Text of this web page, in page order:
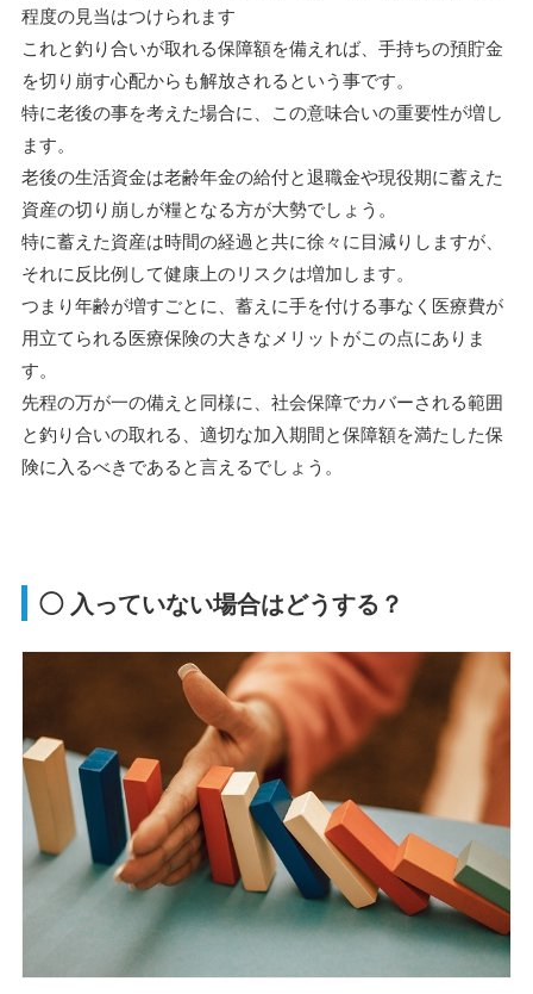
程度の見当はつけられます
これと釣り合いが取れる保障額を備えれば、手持ちの預貯金
を切り崩す心配からも解放されるという事です。
特に老後の事を考えた場合に、この意味合いの重要性が増し
ます。
老後の生活資金は老齢年金の給付と退職金や現役期に蓄えた
資産の切り崩しが糧となる方が大勢でしょう。
特に蓄えた資産は時間の経過と共に徐々に目減りしますが、
それに反比例して健康上のリスクは増加します。
つまり年齢が増すごとに、蓄えに手を付ける事なく医療費が
用立てられる医療保険の大きなメリットがこの点にありま
す。
先程の万が一の備えと同様に、社会保障でカバーされる範囲
と釣り合いの取れる、適切な加入期間と保障額を満たした保
険に入るべきであると言えるでしょう。
◯ 入っていない場合はどうする？